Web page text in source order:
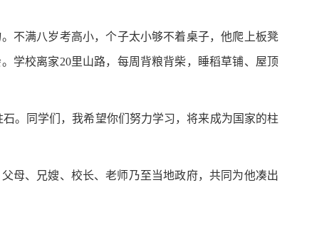
不满八岁考高小，个子太小够不着桌子，他爬上板凳
学校离家20里山路，每周背粮背柴，睡稻草铺、屋顶
。同学们，我希望你们努力学习，将来成为国家的柱
母、兄嫂、校长、老师乃至当地政府，共同为他凑出